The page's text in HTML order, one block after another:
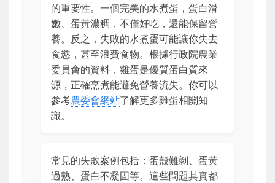
的重要性。一個完美的水煮蛋，蛋白滑
嫩、蛋黃濃稠，不僅好吃，還能保留營
養。反之，失敗的水煮蛋可能讓你失去
食慾，甚至浪費食物。根據行政院農業
委員會的資料，雞蛋是優質蛋白質來
源，正確烹煮能避免營養流失。你可以
參考農委會網站了解更多雞蛋相關知
識。
常見的失敗案例包括：蛋殼難剝、蛋黃
過熟、蛋白不凝固等。這些問題其實都